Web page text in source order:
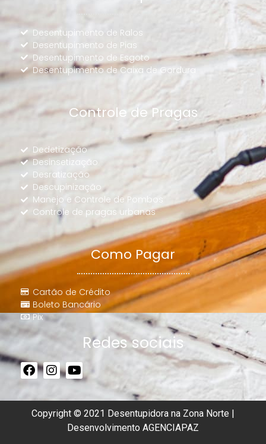
Desentupimento de Ralos
Desentupimento de Pias
Desentupimento de Esgoto
Desentupimento de Caixa de Gordura
Controle de Pragas
Dedetização
Desinsetização
Desratização
Descupinização
Manejo e Controle de Pombos
Controle de pragas urbanas
Como Pagar
Cartão de Crédito
Boleto Bancário
Pix
Redes sociais
Copyright © 2021 Desentupidora na Zona Norte |
Desenvolvimento AGENCIAPAZ